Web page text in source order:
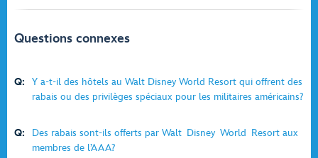
Questions connexes
Q:
Y a-t-il des hôtels au Walt Disney World Resort qui offrent des
rabais ou des privilèges spéciaux pour les militaires américains?
Q:
Des rabais sont-ils offerts par Walt Disney World Resort aux
membres de l’AAA?